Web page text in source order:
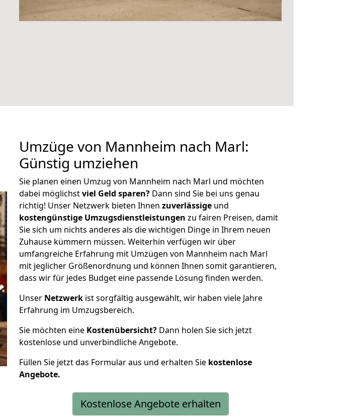
Umzüge von Mannheim nach Marl:
Günstig umziehen
Sie planen einen Umzug von Mannheim nach Marl und möchten
dabei möglichstviel Geld sparen? Dann sind Sie bei uns genau
richtig! Unser Netzwerk bieten Ihnen zuverlässige und
kostengünstige Umzugsdienstleistungen zu fairen Preisen, damit
Sie sich um nichts anderes als die wichtigen Dinge in Ihrem neuen
Zuhause kümmern müssen. Weiterhin verfügen wir über
umfangreiche Erfahrung mit Umzügen von Mannheim nach Marl
mit jeglicher Größenordnung und können Ihnen somit garantieren,
dass wir für jedes Budget eine passende Lösung finden werden.
Unser Netzwerk ist sorgfältig ausgewählt, wir haben viele Jahre
Erfahrung im Umzugsbereich.
Sie möchten eine Kostenübersicht? Dann holen Sie sich jetzt
kostenlose und unverbindliche Angebote.
Füllen Sie jetzt das Formular aus und erhalten Sie kostenlose
Angebote.
Kostenlose Angebote erhalten